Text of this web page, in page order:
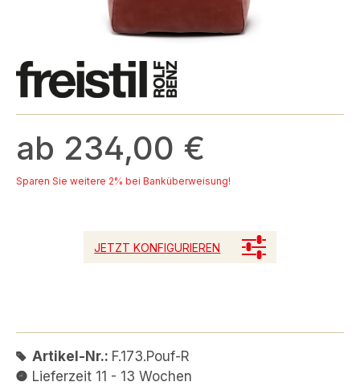
ab 234,00 €
Sparen Sie weitere 2% bei Banküberweisung!
JETZT KONFIGURIEREN
Artikel-Nr.: F.173.Pouf-R
Lieferzeit 11 - 13 Wochen